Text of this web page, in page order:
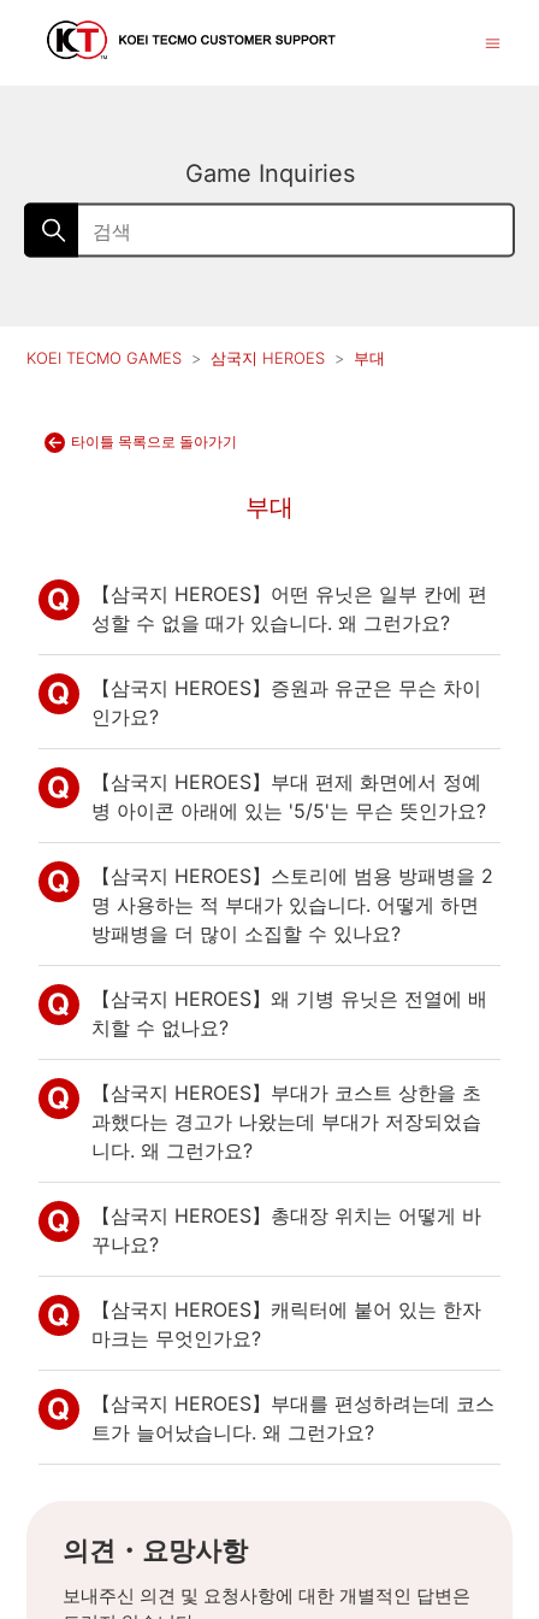
Game Inquiries
KOEI TECMO GAMES 삼국지 HEROES 부대
타이틀 목록으로 돌아가기
부대
【삼국지 HEROES】어떤 유닛은 일부 칸에 편
성할 수 없을 때가 있습니다. 왜 그런가요?
【삼국지 HEROES】증원과 유군은 무슨 차이
인가요?
【삼국지 HEROES】부대 편제 화면에서 정예
병 아이콘 아래에 있는 '5/5'는 무슨 뜻인가요?
【삼국지 HEROES】스토리에 범용 방패병을 2
명 사용하는 적 부대가 있습니다. 어떻게 하면
방패병을 더 많이 소집할 수 있나요?
【삼국지 HEROES】왜 기병 유닛은 전열에 배
치할 수 없나요?
【삼국지 HEROES】부대가 코스트 상한을 초
과했다는 경고가 나왔는데 부대가 저장되었습
니다. 왜 그런가요?
【삼국지 HEROES】총대장 위치는 어떻게 바
꾸나요?
【삼국지 HEROES】캐릭터에 붙어 있는 한자
마크는 무엇인가요?
【삼국지 HEROES】부대를 편성하려는데 코스
트가 늘어났습니다. 왜 그런가요?
의견・요망사항
보내주신 의견 및 요청사항에 대한 개별적인 답변은